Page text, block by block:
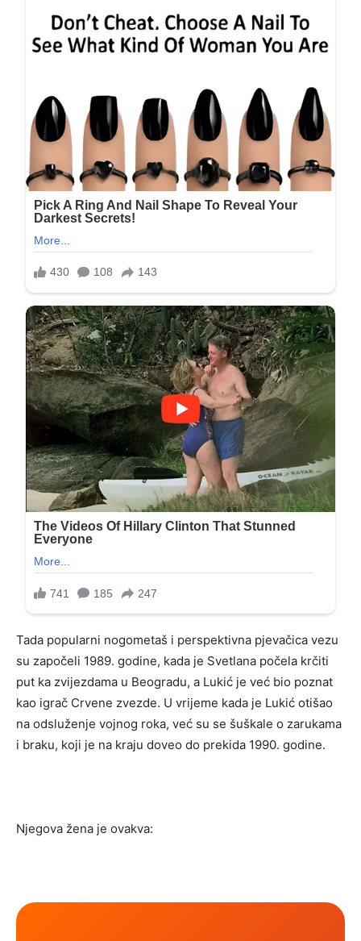
Tada popularni nogometaš i perspektivna pjevačica vezu
su započeli 1989. godine, kada je Svetlana počela krčiti
put ka zvijezdama u Beogradu, a Lukić je već bio poznat
kao igrač Crvene zvezde. U vrijeme kada je Lukić otišao
na odsluženje vojnog roka, već su se šuškale o zarukama
i braku, koji je na kraju doveo do prekida 1990. godine.
Njegova žena je ovakva: